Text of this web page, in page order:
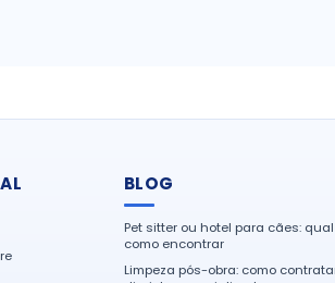
BLOG
Pet sitter ou hotel para cães:
como encontrar
Limpeza pós-obra: como